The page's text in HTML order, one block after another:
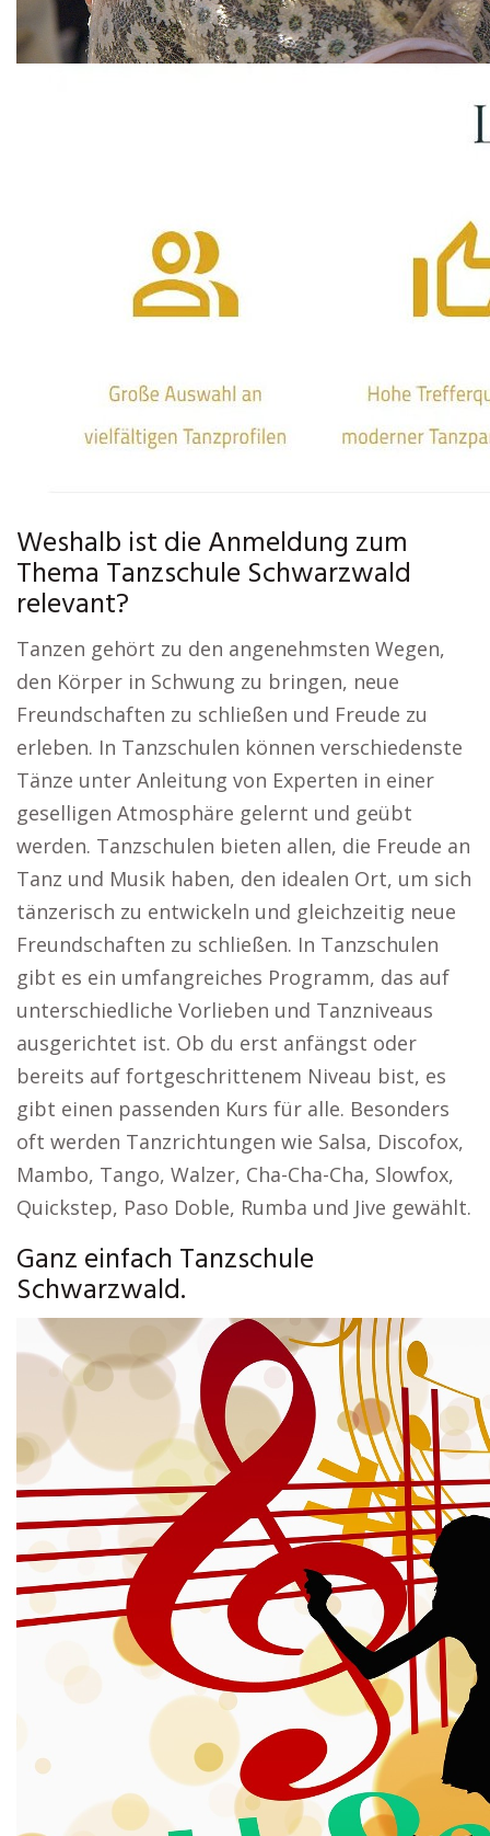
Weshalb ist die Anmeldung zum
Thema Tanzschule Schwarzwald
relevant?
Tanzen gehört zu den angenehmsten Wegen,
den Körper in Schwung zu bringen, neue
Freundschaften zu schließen und Freude zu
erleben. In Tanzschulen können verschiedenste
Tänze unter Anleitung von Experten in einer
geselligen Atmosphäre gelernt und geübt
werden. Tanzschulen bieten allen, die Freude an
Tanz und Musik haben, den idealen Ort, um sich
tänzerisch zu entwickeln und gleichzeitig neue
Freundschaften zu schließen. In Tanzschulen
gibt es ein umfangreiches Programm, das auf
unterschiedliche Vorlieben und Tanzniveaus
ausgerichtet ist. Ob du erst anfängst oder
bereits auf fortgeschrittenem Niveau bist, es
gibt einen passenden Kurs für alle. Besonders
oft werden Tanzrichtungen wie Salsa, Discofox,
Mambo, Tango, Walzer, Cha-Cha-Cha, Slowfox,
Quickstep, Paso Doble, Rumba und Jive gewählt.
Ganz einfach Tanzschule
Schwarzwald.